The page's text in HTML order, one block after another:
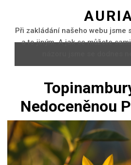
Při zakládání našeho webu jsme
a to jiným. A jak se můžete
Nedoceněnou